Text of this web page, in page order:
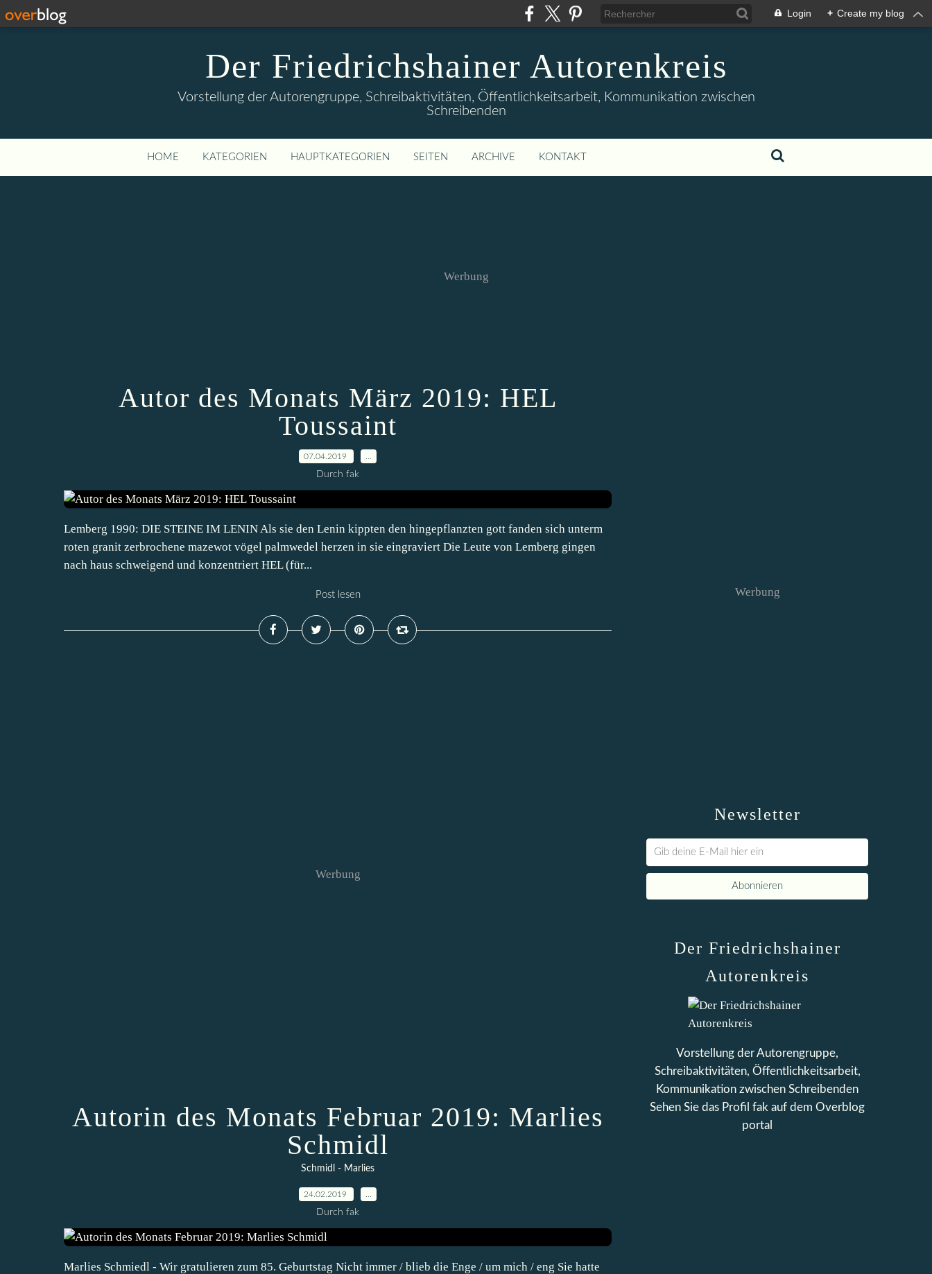
Login + Create my blog
Der Friedrichshainer Autorenkreis
Vorstellung der Autorengruppe, Schreibaktivitäten, Öffentlichkeitsarbeit, Kommunikation zwischen
Schreibenden
HOME KATEGORIEN HAUPTKATEGORIEN SEITEN ARCHIVE KONTAKT
Werbung
Autor des Monats März 2019: HEL
Toussaint
07.04.2019
Durch fak
Lemberg 1990: DIE STEINE IM LENIN Als sie den Lenin kippten den hingepflanzten gott fanden sich unterm
roten granit zerbrochene mazewot vögel palmwedel herzen in sie eingraviert Die Leute von Lemberg gingen
nach haus schweigend und konzentriert HEL (für...
Post lesen
Werbung
Autorin des Monats Februar 2019: Marlies
Schmidl
Schmidl - Marlies
24.02.2019
Durch fak
Marlies Schmiedl - Wir gratulieren zum 85. Geburtstag Nicht immer / blieb die Enge / um mich / eng Sie hatte
Newsletter
Werbung
Der Friedrichshainer
Autorenkreis
Vorstellung der Autorengruppe,
Schreibaktivitäten, Öffentlichkeitsarbeit,
Kommunikation zwischen Schreibenden
Sehen Sie das Profil fak auf dem Overblog
portal